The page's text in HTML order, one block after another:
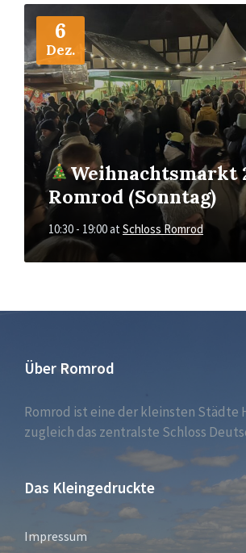
6
Dez.
Weihnachtsmarkt
Romrod (Sonntag)
10:30 - 19:00at Schloss Romrod
More
Über Romrod
Romrod ist eine der kleinsten Städte
zugleich das zentralste Schloss
Das Kleingedruckte
Impressum